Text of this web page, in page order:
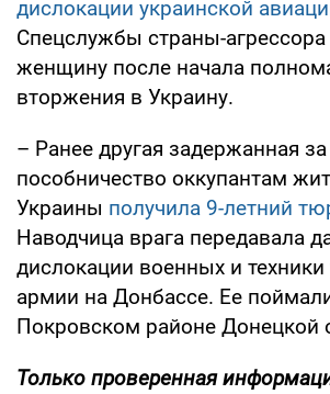
дислокации украинской
Спецслужбы страны-
женщину после начала
вторжения в Украину.
– Ранее другая задержанная за
пособничество оккупантам
Украины получила 9-летний
Наводчица врага передавала
дислокации военных и техники
армии на Донбассе. Ее
Покровском районе Донецкой
Только проверенная